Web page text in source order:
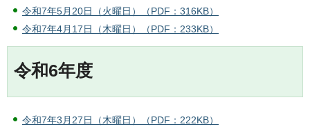
令和7年5月20日（火曜日）（PDF：316KB）
令和7年4月17日（木曜日）（PDF：233KB）
令和6年度
令和7年3月27日（木曜日）（PDF：222KB）